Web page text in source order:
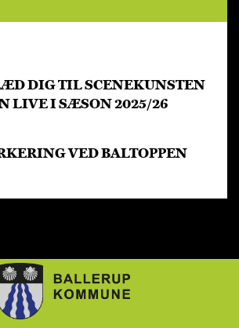
DIG TIL SCENEKUNSTEN
LIVE I SÆSON 2025/26
VED BALTOPPEN